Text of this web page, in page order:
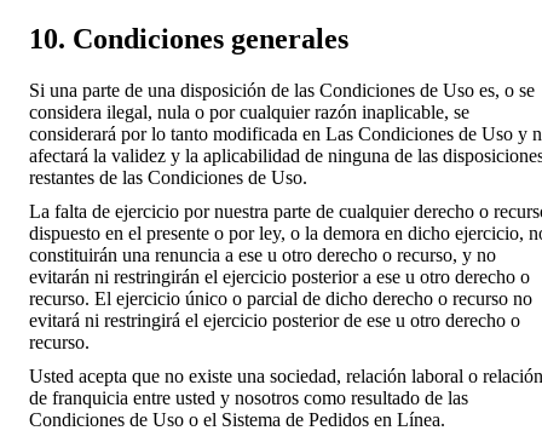
10. Condiciones generales
Si una parte de una disposición de las Condiciones de Uso es, o se
considera ilegal, nula o por cualquier razón inaplicable, se
considerará por lo tanto modificada en Las Condiciones de Uso y
afectará la validez y la aplicabilidad de ninguna de las
restantes de las Condiciones de Uso.
La falta de ejercicio por nuestra parte de cualquier derecho o
dispuesto en el presente o por ley, o la demora en dicho ejercicio,
constituirán una renuncia a ese u otro derecho o recurso, y no
evitarán ni restringirán el ejercicio posterior a ese u otro derecho o
recurso. El ejercicio único o parcial de dicho derecho o recurso no
evitará ni restringirá el ejercicio posterior de ese u otro derecho o
recurso.
Usted acepta que no existe una sociedad, relación laboral o relación
de franquicia entre usted y nosotros como resultado de las
Condiciones de Uso o el Sistema de Pedidos en Línea.